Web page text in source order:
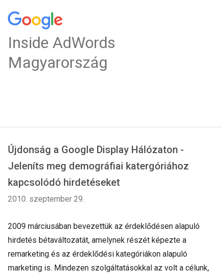
Inside AdWords
Magyarország
Újdonság a Google Display Hálózaton -
Jeleníts meg demográfiai katergóriához
kapcsolódó hirdetéseket
2010. szeptember 29.
2009 márciusában bevezettük az érdeklődésen alapuló
hirdetés bétaváltozatát, amelynek részét képezte a
remarketing és az érdeklődési kategóriákon alapuló
marketing is. Mindezen szolgáltatásokkal az volt a célunk,